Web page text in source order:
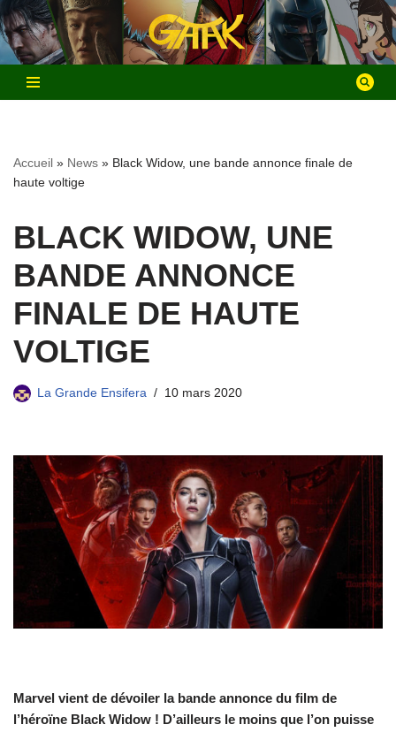
Aller
au
contenu
Accueil » News » Black Widow, une bande annonce finale de
haute voltige
BLACK WIDOW, UNE
BANDE ANNONCE
FINALE DE HAUTE
VOLTIGE
La Grande Ensifera 10 mars 2020
Marvel vient de dévoiler la bande annonce du film de
l’héroïne Black Widow ! D’ailleurs le moins que l’on puisse